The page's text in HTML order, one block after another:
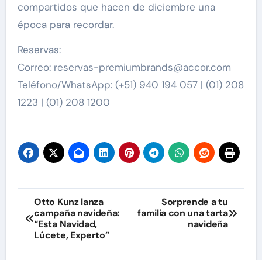
compartidos que hacen de diciembre una
época para recordar.
Reservas:
Correo: reservas-premiumbrands@accor.com
Teléfono/WhatsApp: (+51) 940 194 057 | (01) 208
1223 | (01) 208 1200
Navegación
de
entradas
Otto Kunz lanza
campaña navideña:
“Esta Navidad,
Lúcete, Experto”
Sorprende a tu
familia con una tarta
navideña